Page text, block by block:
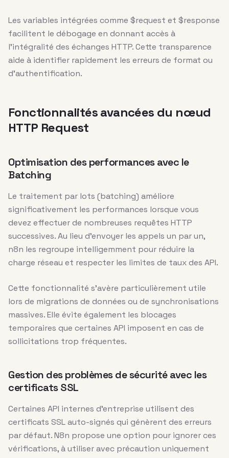
Les variables intégrées comme $request et $response
facilitent le débogage en donnant accès à
l’intégralité des échanges HTTP. Cette transparence
aide à identifier rapidement les erreurs de format ou
d’authentification.
Fonctionnalités avancées du nœud
HTTP Request
Optimisation des performances avec le
Batching
Le traitement par lots (batching) améliore
significativement les performances lorsque vous
devez effectuer de nombreuses requêtes HTTP
successives. Au lieu d’envoyer les appels un par un,
n8n les regroupe intelligemment pour réduire la
charge réseau et respecter les limites de taux des API.
Cette fonctionnalité s’avère particulièrement utile
lors de migrations de données ou de synchronisations
massives. Elle évite également les blocages
temporaires que certaines API imposent en cas de
sollicitations trop fréquentes.
Gestion des problèmes de sécurité avec les
certificats SSL
Certaines API internes d’entreprise utilisent des
certificats SSL auto-signés qui génèrent des erreurs
par défaut. N8n propose une option pour ignorer ces
vérifications, à utiliser avec précaution uniquement